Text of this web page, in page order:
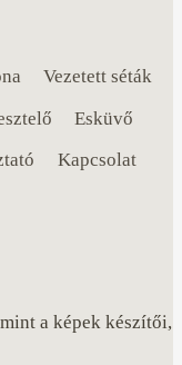
Vezetett séták
Esküvő
Kapcsolat
a képek készítői,